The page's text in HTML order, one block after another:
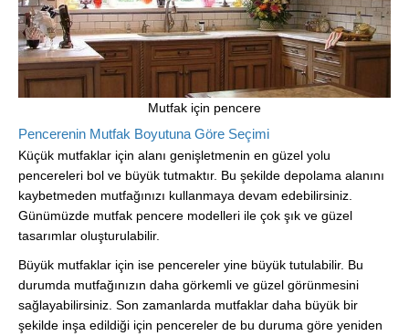
Mutfak için pencere
Pencerenin Mutfak Boyutuna Göre Seçimi
Küçük mutfaklar için alanı genişletmenin en güzel yolu
pencereleri bol ve büyük tutmaktır. Bu şekilde depolama alanını
kaybetmeden mutfağınızı kullanmaya devam edebilirsiniz.
Günümüzde mutfak pencere modelleri ile çok şık ve güzel
tasarımlar oluşturulabilir.
Büyük mutfaklar için ise pencereler yine büyük tutulabilir. Bu
durumda mutfağınızın daha görkemli ve güzel görünmesini
sağlayabilirsiniz. Son zamanlarda mutfaklar daha büyük bir
şekilde inşa edildiği için pencereler de bu duruma göre yeniden